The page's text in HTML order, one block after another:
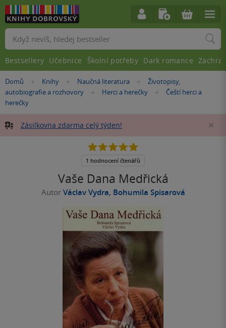
Nacházíte
se
zde:
Domů »Knihy »Naučná literatura »Životopisy,
autobiografie a rozhovory
»Herci a herečky »
Čeští herci a
herečky
Zásilkovna zdarma celý týden!
Vaše Dana Medřická
Autor Václav Vydra, Bohumila Spisarová
5.0
5
1 hodnocení čtenářů
Vyhledávání
Bestsellery Učebnice Školní potřeby Dark romance